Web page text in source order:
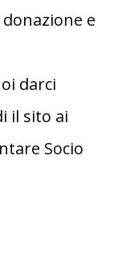
e
darci
il sito ai
Socio